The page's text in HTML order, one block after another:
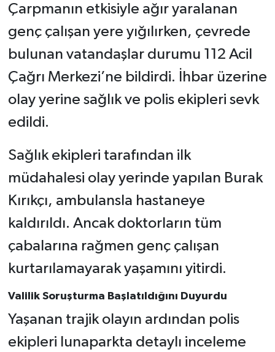
Çarpmanın etkisiyle ağır yaralanan
genç çalışan yere yığılırken, çevrede
bulunan vatandaşlar durumu 112 Acil
Çağrı Merkezi’ne bildirdi. İhbar üzerine
olay yerine sağlık ve polis ekipleri sevk
edildi.
Sağlık ekipleri tarafından ilk
müdahalesi olay yerinde yapılan Burak
Kırıkçı, ambulansla hastaneye
kaldırıldı. Ancak doktorların tüm
çabalarına rağmen genç çalışan
kurtarılamayarak yaşamını yitirdi.
Valilik Soruşturma Başlatıldığını Duyurdu
Yaşanan trajik olayın ardından polis
ekipleri lunaparkta detaylı inceleme